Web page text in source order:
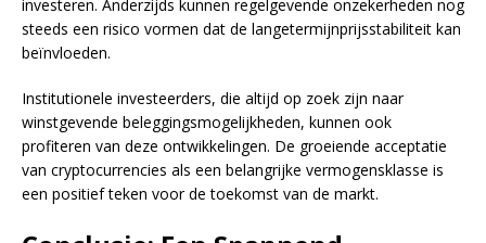
investeren. Anderzijds kunnen regelgevende onzekerheden nog
steeds een risico vormen dat de langetermijnprijsstabiliteit kan
beïnvloeden.
Institutionele investeerders, die altijd op zoek zijn naar
winstgevende beleggingsmogelijkheden, kunnen ook
profiteren van deze ontwikkelingen. De groeiende acceptatie
van cryptocurrencies als een belangrijke vermogensklasse is
een positief teken voor de toekomst van de markt.